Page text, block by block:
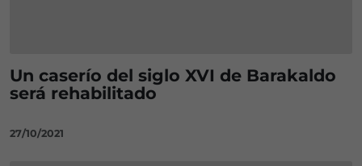
Un caserío del siglo XVI de Barakaldo
será rehabilitado
27/10/2021